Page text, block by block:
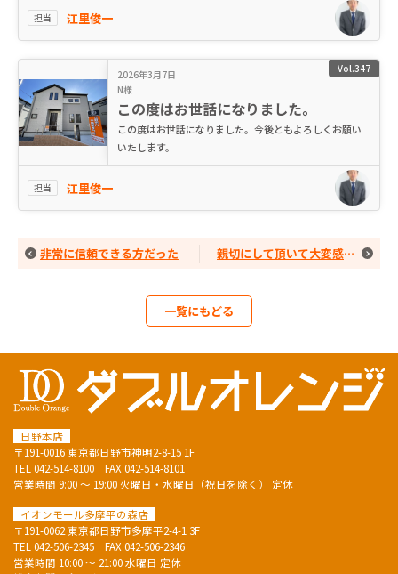
担当 江里俊一
Vol.347
2026年3月7日
N様
この度はお世話になりました。
この度はお世話になりました。今後ともよろしくお願い
いたします。
担当 江里俊一
非常に信頼できる方だった 親切にして頂いて大変感謝しています
一覧にもどる
日野本店
〒191-0016 東京都日野市神明2-8-15 1F
TEL 042-514-8100 FAX 042-514-8101
営業時間 9:00 ～ 19:00 火曜日・水曜日（祝日を除く） 定休
イオンモール多摩平の森店
〒191-0062 東京都日野市多摩平2-4-1 3F
TEL 042-506-2345 FAX 042-506-2346
営業時間 10:00 ～ 21:00 水曜日 定休